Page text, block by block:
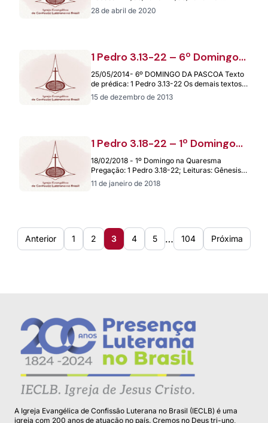
Domingo da Páscoa Pregação: 1…
28 de abril de 2020
1 Pedro 3.13-22 – 6º Domingo
da Páscoa – 25.05.2014
25/05/2014- 6º DOMINGO DA PASCOA Texto
de prédica: 1 Pedro 3.13-22 Os demais textos
de leitura: Salmo 66.8-20; João 14.15-21…
15 de dezembro de 2013
1 Pedro 3.18-22 – 1º Domingo
na Quaresma – 18/02/2018
18/02/2018 - 1º Domingo na Quaresma
Pregação: 1 Pedro 3.18-22; Leituras: Gênesis
9.8-17; Marcos 1.9-15 Diácono Vanderlei
Hüther – Paróquia…
11 de janeiro de 2018
Anterior 1 2 3 4 5 … 104 Próxima
A Igreja Evangélica de Confissão Luterana no Brasil (IECLB) é uma
igreja com 200 anos de atuação no país. Cremos no Deus tri-uno,